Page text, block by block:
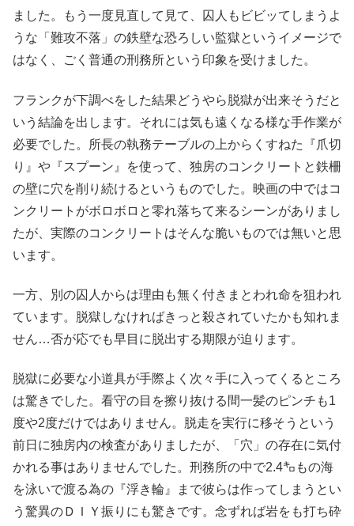
ました。もう一度見直して見て、囚人もビビッてしまうよ
うな「難攻不落」の鉄壁な恐ろしい監獄というイメージで
はなく、ごく普通の刑務所という印象を受けました。
フランクが下調べをした結果どうやら脱獄が出来そうだと
いう結論を出します。それには気も遠くなる様な手作業が
必要でした。所長の執務テーブルの上からくすねた『爪切
り』や『スプーン』を使って、独房のコンクリートと鉄柵
の壁に穴を削り続けるというものでした。映画の中ではコ
ンクリートがボロボロと零れ落ちて来るシーンがありまし
たが、実際のコンクリートはそんな脆いものでは無いと思
います。
一方、別の囚人からは理由も無く付きまとわれ命を狙われ
ています。脱獄しなければきっと殺されていたかも知れま
せん…否が応でも早目に脱出する期限が迫ります。
脱獄に必要な小道具が手際よく次々手に入ってくるところ
は驚きでした。看守の目を擦り抜ける間一髪のピンチも1
度や2度だけではありません。脱走を実行に移そうという
前日に独房内の検査がありましたが、「穴」の存在に気付
かれる事はありませんでした。刑務所の中で2.4㌔もの海
を泳いで渡る為の『浮き輪』まで彼らは作ってしまうとい
う驚異のＤＩＹ振りにも驚きです。念ずれば岩をも打ち砕